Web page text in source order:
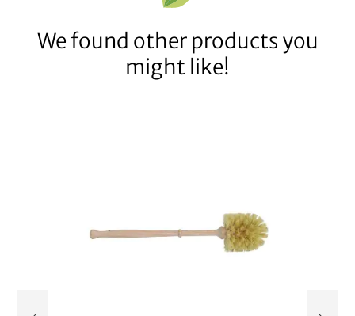
We found other products you
might like!